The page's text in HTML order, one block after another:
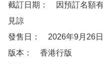
截訂日期：　因預訂名額
見諒
發售日：　2026年9月26日
版本：　香港行版